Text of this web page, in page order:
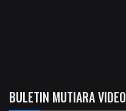
BULETIN MUTIARA VIDEO